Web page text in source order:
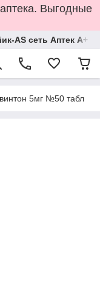
Выгодные
AS сеть Аптек А+
5мг №50 табл